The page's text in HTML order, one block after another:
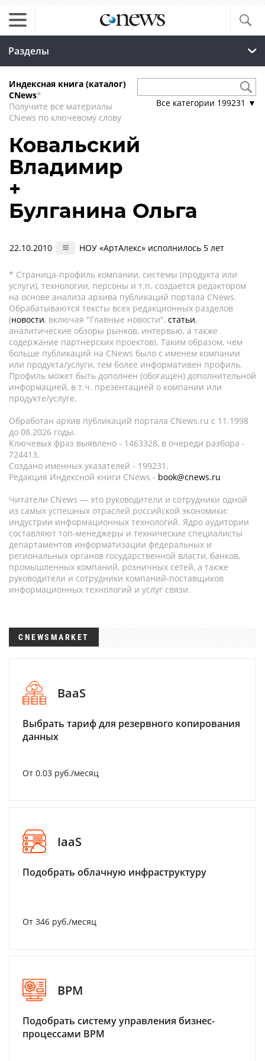
Разделы
Индексная книга (каталог)
CNews*
Получите все материалы
CNews по ключевому слову
Все категории 199231 ▼
Ковальский
Владимир
+
Булганина Ольга
22.10.2010 НОУ «АртАлекс» исполнилось 5 лет
* Страница-профиль компании, системы (продукта или
услуги), технологии, персоны и т.п. создается редактором
на основе анализа архива публикаций портала CNews.
Обрабатываются тексты всех редакционных разделов
(новости, включая "Главные новости", статьи,
аналитические обзоры рынков, интервью, а также
содержание партнёрских проектов). Таким образом, чем
больше публикаций на CNews было с именем компании
или продукта/услуги, тем более информативен профиль.
Профиль может быть дополнен (обогащен) дополнительной
информацией, в т.ч. презентацией о компании или
продукте/услуге.
Обработан архив публикаций портала CNews.ru c 11.1998
до 08.2026 годы.
Ключевых фраз выявлено - 1463328, в очереди разбора -
724413.
Создано именных указателей - 199231.
Редакция Индексной книги CNews - book@cnews.ru
Читатели CNews — это руководители и сотрудники одной
из самых успешных отраслей российской экономики:
индустрии информационных технологий. Ядро аудитории
составляют топ-менеджеры и технические специалисты
департаментов информатизации федеральных и
региональных органов государственной власти, банков,
промышленных компаний, розничных сетей, а также
руководители и сотрудники компаний-поставщиков
информационных технологий и услуг связи.
CNEWSMARKET
BaaS
Выбрать тариф для резервного копирования
данных
От 0.03 руб./месяц
IaaS
Подобрать облачную инфраструктуру
От 346 руб./месяц
BPM
Подобрать систему управления бизнес-
процессами BPM